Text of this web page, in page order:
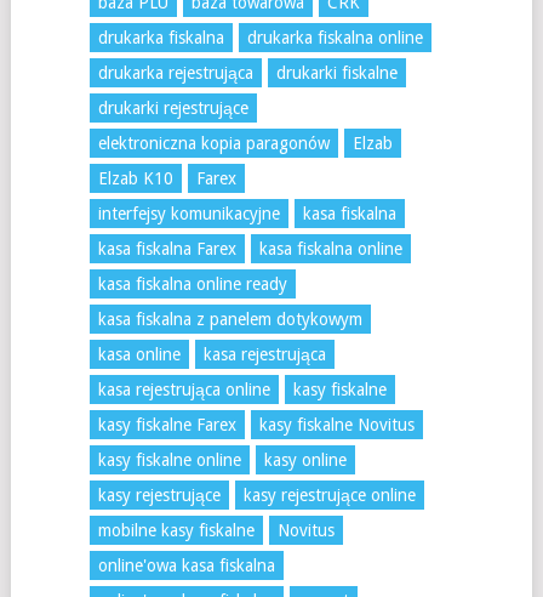
drukarka fiskalna
drukarka fiskalna online
drukarka rejestrująca
drukarki fiskalne
drukarki rejestrujące
elektroniczna kopia paragonów
Elzab
Elzab K10
Farex
interfejsy komunikacyjne
kasa fiskalna
kasa fiskalna Farex
kasa fiskalna online
kasa fiskalna online ready
kasa fiskalna z panelem dotykowym
kasa online
kasa rejestrująca
kasa rejestrująca online
kasy fiskalne
kasy fiskalne Farex
kasy fiskalne Novitus
kasy fiskalne online
kasy online
kasy rejestrujące
kasy rejestrujące online
mobilne kasy fiskalne
Novitus
online'owa kasa fiskalna